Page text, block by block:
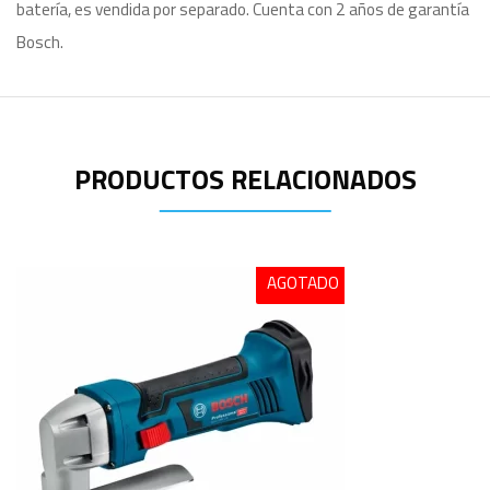
batería, es vendida por separado. Cuenta con 2 años de garantía
Bosch.
PRODUCTOS RELACIONADOS
AGOTADO